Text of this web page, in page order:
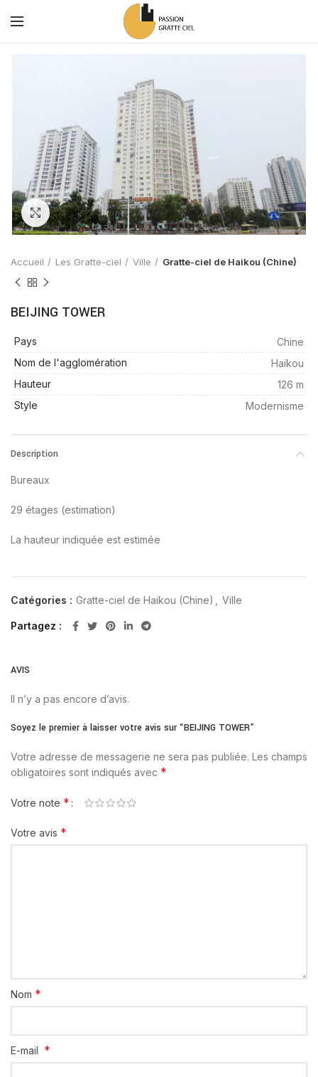
Zoom
Accueil Les Gratte-ciel Ville Gratte-ciel de Haikou (Chine)
BEIJING TOWER
Pays
Chine
Nom de l'agglomération
Haikou
Hauteur
126 m
Style
Modernisme
Description
Bureaux
29 étages (estimation)
La hauteur indiquée est estimée
Catégories : Gratte-ciel de Haikou (Chine) Ville
Partagez
AVIS
Il n’y a pas encore d’avis.
Soyez le premier à laisser votre avis sur “BEIJING TOWER”
Votre adresse de messagerie ne sera pas publiée. Les champs
obligatoires sont indiqués avec *
Votre note *
Votre avis *
Nom *
E-mail *